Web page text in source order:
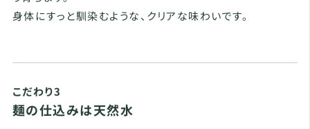
身体にすっと馴染むような、クリアな味わいです。
こだわり3
麺の仕込みは天然水